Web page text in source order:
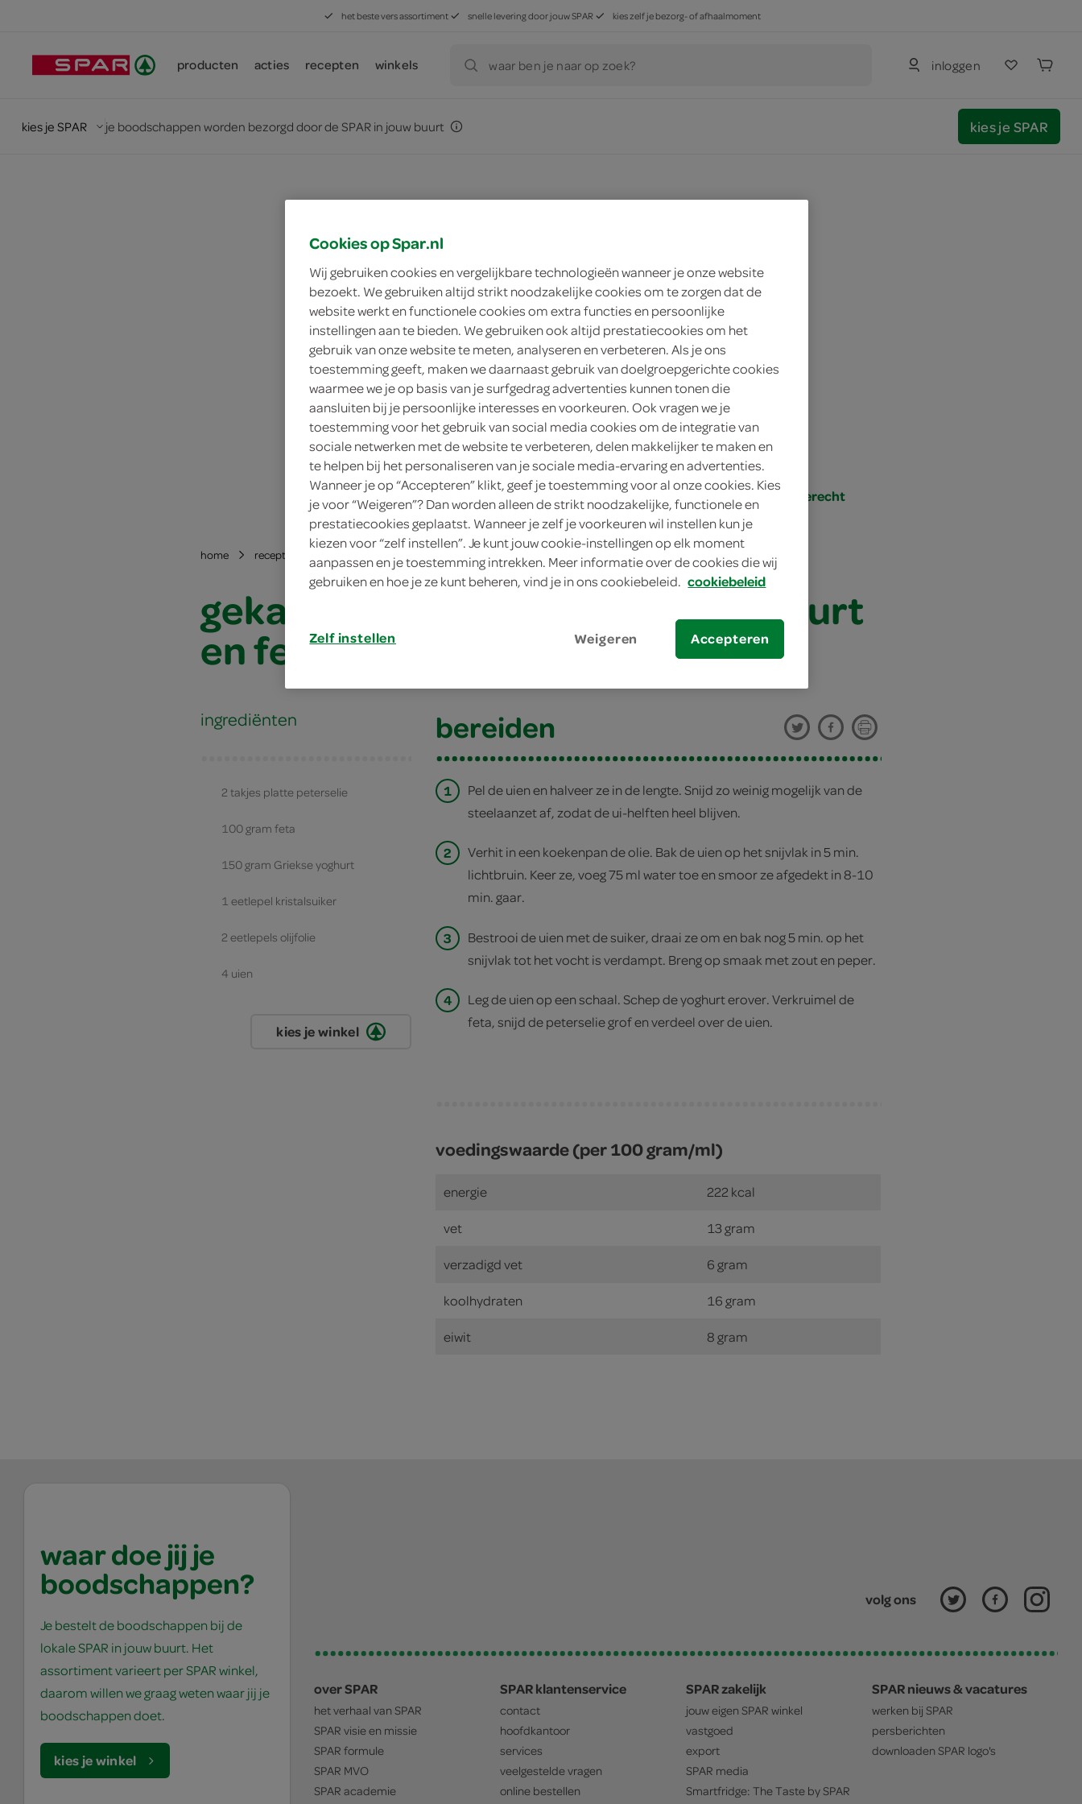
het beste vers assortiment snelle levering door jouw SPAR kies zelf je bezorg- of afhaalmoment
producten acties recepten winkels waar ben je naar op zoek? inloggen
kies je SPAR je boodschappen worden bezorgd door de SPAR in jouw buurt kies je SPAR
4 personen
eenvoudig
25 min.
brunch, voorgerecht
home recepten gekaramelliseerde uien met yoghurt en feta
gekaramelliseerde uien met yoghurt
en feta
ingrediënten
2 takjes platte peterselie
100 gram feta
150 gram Griekse yoghurt
1 eetlepel kristalsuiker
2 eetlepels olijfolie
4 uien
kies je winkel
bereiden
1
Pel de uien en halveer ze in de lengte. Snijd zo weinig mogelijk van de
steelaanzet af, zodat de ui-helften heel blijven.
2
Verhit in een koekenpan de olie. Bak de uien op het snijvlak in 5 min.
lichtbruin. Keer ze, voeg 75 ml water toe en smoor ze afgedekt in 8-10
min. gaar.
3
Bestrooi de uien met de suiker, draai ze om en bak nog 5 min. op het
snijvlak tot het vocht is verdampt. Breng op smaak met zout en peper.
4
Leg de uien op een schaal. Schep de yoghurt erover. Verkruimel de
feta, snijd de peterselie grof en verdeel over de uien.
voedingswaarde (per 100 gram/ml)
energie 222 kcal
vet 13 gram
verzadigd vet 6 gram
koolhydraten 16 gram
eiwit 8 gram
waar doe jij je
boodschappen?
Je bestelt de boodschappen bij de
lokale SPAR in jouw buurt. Het
assortiment varieert per SPAR winkel,
daarom willen we graag weten waar jij je
boodschappen doet.
kies je winkel
volg ons
over SPAR
het verhaal van SPAR
SPAR visie en missie
SPAR formule
SPAR MVO
SPAR academie
SPAR klantenservice
contact
hoofdkantoor
services
veelgestelde vragen
online bestellen
SPAR zakelijk
jouw eigen SPAR winkel
vastgoed
export
SPAR media
Smartfridge: The Taste bySPAR
SPAR nieuws & vacatures
werken bij SPAR
persberichten
downloaden SPAR logo's
Cookies op Spar.nl
Wij gebruiken cookies en vergelijkbare technologieën wanneer je onze website
bezoekt. We gebruiken altijd strikt noodzakelijke cookies om te zorgen dat de
website werkt en functionele cookies om extra functies en persoonlijke
instellingen aan te bieden. We gebruiken ook altijd prestatiecookies om het
gebruik van onze website te meten, analyseren en verbeteren. Als je ons
toestemming geeft, maken we daarnaast gebruik van doelgroepgerichte cookies
waarmee we je op basis van je surfgedrag advertenties kunnen tonen die
aansluiten bij je persoonlijke interesses en voorkeuren. Ook vragen we je
toestemming voor het gebruik van social media cookies om de integratie van
sociale netwerken met de website te verbeteren, delen makkelijker te maken en
te helpen bij het personaliseren van je sociale media-ervaring en advertenties.
Wanneer je op “Accepteren” klikt, geef je toestemming voor al onze cookies. Kies
je voor “Weigeren”? Dan worden alleen de strikt noodzakelijke, functionele en
prestatiecookies geplaatst. Wanneer je zelf je voorkeuren wil instellen kun je
kiezen voor “zelf instellen”. Je kunt jouw cookie-instellingen op elk moment
aanpassen en je toestemming intrekken. Meer informatie over de cookies die wij
gebruiken en hoe je ze kunt beheren, vind je in ons cookiebeleid. cookiebeleid
Zelf instellen Weigeren Accepteren